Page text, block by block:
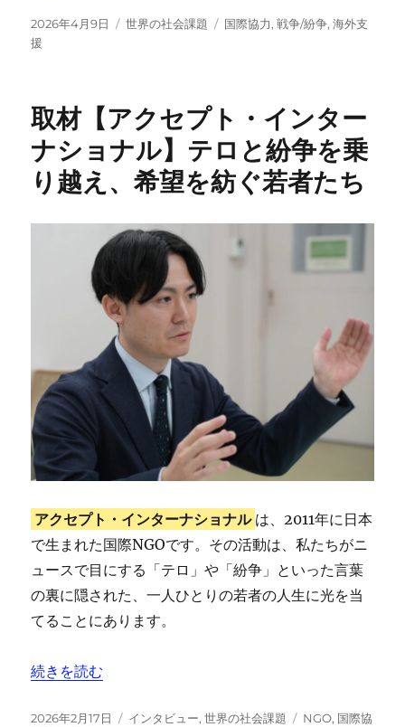
投
稿
2026年4月9日
カ
世界の社会課題
タ
国際協力,戦争/紛争,海外支
援
取材【アクセプト・インター
ナショナル】テロと紛争を乗
り越え、希望を紡ぐ若者たち
アクセプト・インターナショナル は、2011年に日本
で生まれた国際NGOです。その活動は、私たちがニ
ュースで目にする「テロ」や「紛争」といった言葉
の裏に隠された、一人ひとりの若者の人生に光を当
てることにあります。
“取材【アクセプト・インターナショナル】テロと紛争
続きを読む
投
2026年2月17日
カ
インタビュー,世界の社会課題
タ
NGO, 国際協